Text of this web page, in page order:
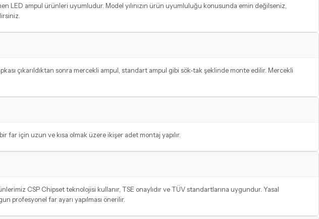
LED ampul ürünleri uyumludur. Model yılınızın ürün uyumluluğu konusunda emin değilseniz,
çıkarıldıktan sonra mercekli ampul, standart ampul gibi sök-tak şeklinde monte edilir. Mercekli
far için uzun ve kısa olmak üzere ikişer adet montaj yapılır.
CSP Chipset teknolojisi kullanır, TSE onaylıdır ve TÜV standartlarına uygundur. Yasal
profesyonel far ayarı yapılması önerilir.